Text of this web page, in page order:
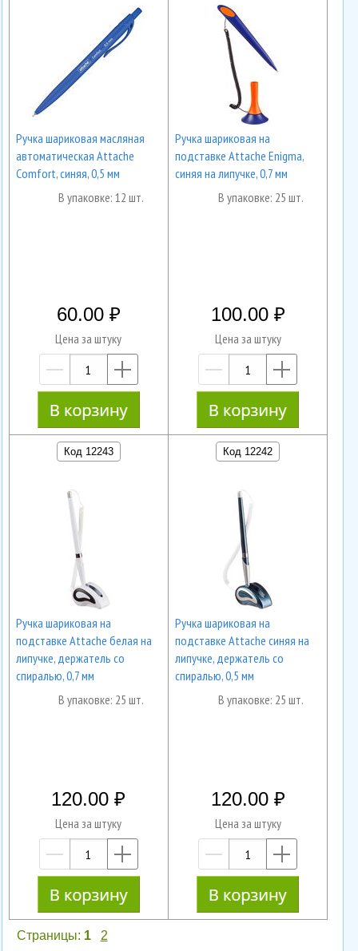
Ручка шариковая масляная
автоматическая Attache
Comfort, синяя, 0,5 мм
В упаковке: 12 шт.
60.00
Цена за штуку
—
Ручка шариковая на
подставке Attache Enigma,
синяя на липучке, 0,7 мм
В упаковке: 25 шт.
100.00
Цена за штуку
—
Код 12243
Ручка шариковая на
подставке Attache белая на
липучке, держатель со
спиралью, 0,7 мм
В упаковке: 25 шт.
120.00
Цена за штуку
—
Код 12242
Ручка шариковая на
подставке Attache синяя на
липучке, держатель со
спиралью, 0,5 мм
В упаковке: 25 шт.
120.00
Цена за штуку
—
Страницы: 1 2